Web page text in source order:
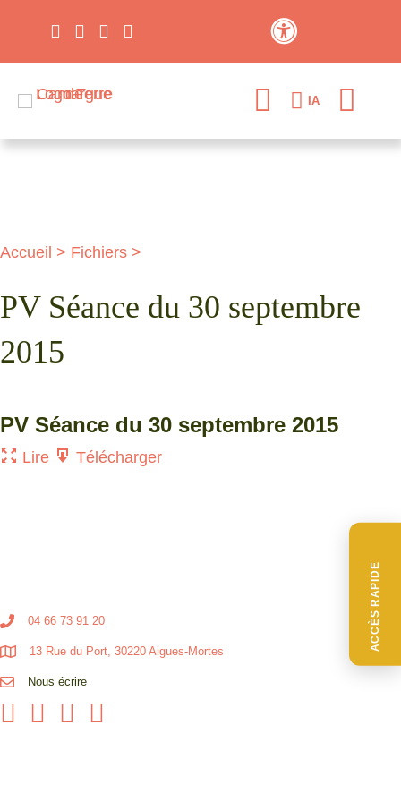
ACCÈS RAPIDE
IA
Accueil > Fichiers >
PV Séance du 30 septembre
2015
PV Séance du 30 septembre 2015
Lire Télécharger
04 66 73 91 20
13 Rue du Port, 30220 Aigues-Mortes
Nous écrire